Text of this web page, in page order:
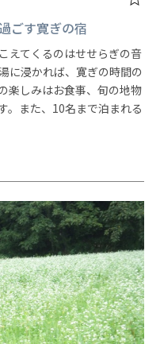
ごす寛ぎの宿
えてくるのはせせらぎの音
に浸かれば、寛ぎの時間の
楽しみはお食事、旬の地物
。また、10名まで泊まれる